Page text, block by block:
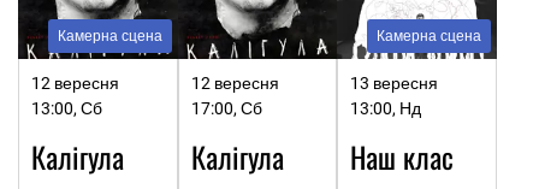
Камерна сцена
12 вересня
13:00, Сб
Калігула
12 вересня
17:00, Сб
Калігула
Камерна сцена
13 вересня
13:00, Нд
Наш клас